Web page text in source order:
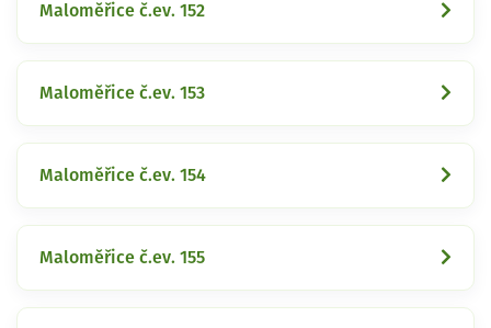
Maloměřice č.ev. 152
Maloměřice č.ev. 153
Maloměřice č.ev. 154
Maloměřice č.ev. 155